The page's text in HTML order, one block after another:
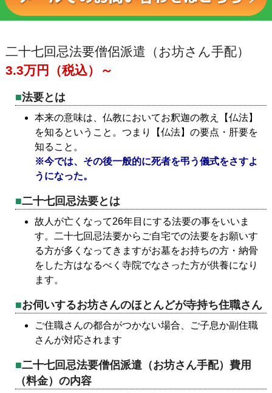
二十七回忌法要僧侶派遣（お坊さん手配）
3.3万円（税込）～
法要とは
本来の意味は、仏教においてお釈迦の教え【仏法】
を知るということ。つまり【仏法】の要点・肝要を
知ること。
※今では、その後一般的に死者を弔う儀式をさすよ
うになった。
二十七回忌法要とは
故人が亡くなって26年目にする法要の事をいいま
す。二十七回忌法要からご自宅での法要をお願いす
る方が多くなってきますがお墓をお持ちの方・納骨
をした方はなるべく寺院でなさった方が供養になり
ます。
お伺いするお坊さんのほとんどが寺持ち住職さん
ご住職さんの都合がつかない場合、ご子息か副住職
さんが対応されます
二十七回忌法要僧侶派遣（お坊さん手配）費用
（料金）の内容